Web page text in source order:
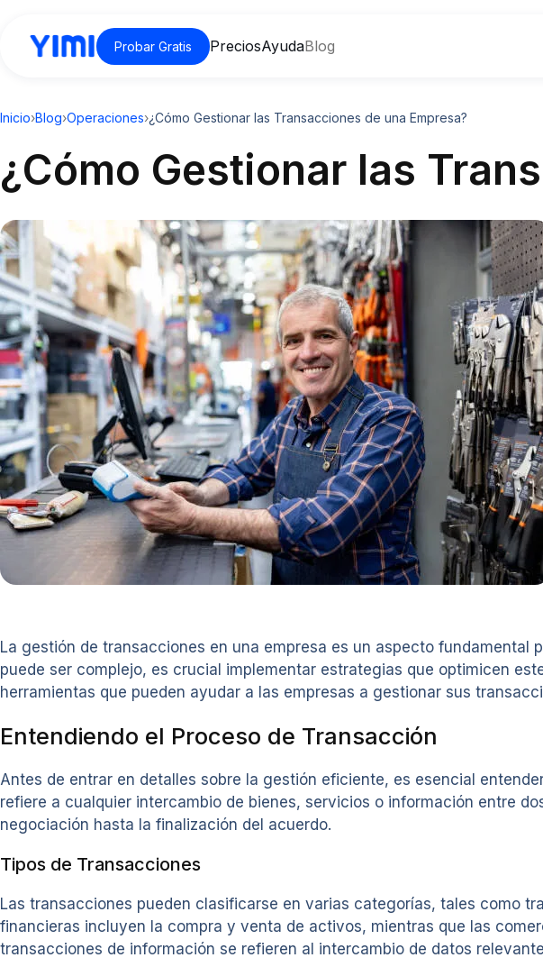
Probar Gratis PreciosAyudaBlog
Inicio›Blog›Operaciones›¿Cómo Gestionar las Transacciones de una Empresa?
¿Cómo Gestionar las
La gestión de transacciones en una empresa es un aspecto fundamental
puede ser complejo, es crucial implementar estrategias que optimicen
herramientas que pueden ayudar a las empresas a gestionar sus
Entendiendo el Proceso de Transacción
Antes de entrar en detalles sobre la gestión eficiente, es esencial
refiere a cualquier intercambio de bienes, servicios o información entre
negociación hasta la finalización del acuerdo.
Tipos de Transacciones
Las transacciones pueden clasificarse en varias categorías, tales como
financieras incluyen la compra y venta de activos, mientras que las
transacciones de información se refieren al intercambio de datos